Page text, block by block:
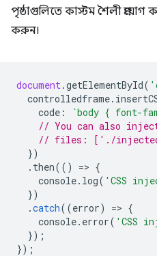
পৃষ্ঠাগুলিতে কাস্টম শৈলী প্রয়োগ
করুন।
document.getElementById(
controlledframe.
code :
`body { font-
// You can also
// files: ['./
})
. then(() => {
console. log( 'CSS
})
.catch((error) => {
console. error( 'CSS
});
});